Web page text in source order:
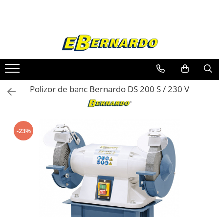
Prelucrare metal
Fierastraie pentru metal
Ferastraie mobile pentru metal
Fierastraie prelucrare metal
Ferastraie orizontale pentru metal
Dispozitive de sudare pentru panze
panglica
Ferastraie automate cu banda si
doua coloane
Ferastraie metal cu banda si taiere
dubla semiautomate
Ferastraie prelucrare metal cu
banda si taiere dubla
Polizor de banc Bernardo DS 200 S / 230 V
-23%